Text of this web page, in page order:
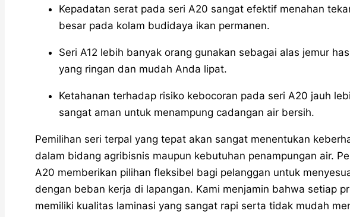
Kepadatan serat pada seri A20 sangat efektif menahan
besar pada kolam budidaya ikan permanen.
Seri A12 lebih banyak orang gunakan sebagai alas jemur
yang ringan dan mudah Anda lipat.
Ketahanan terhadap risiko kebocoran pada seri A20 jauh
sangat aman untuk menampung cadangan air bersih.
Pemilihan seri terpal yang tepat akan sangat menentukan
dalam bidang agribisnis maupun kebutuhan penampungan air.
A20 memberikan pilihan fleksibel bagi pelanggan untuk
dengan beban kerja di lapangan. Kami menjamin bahwa setiap
memiliki kualitas laminasi yang sangat rapi serta tidak mudah